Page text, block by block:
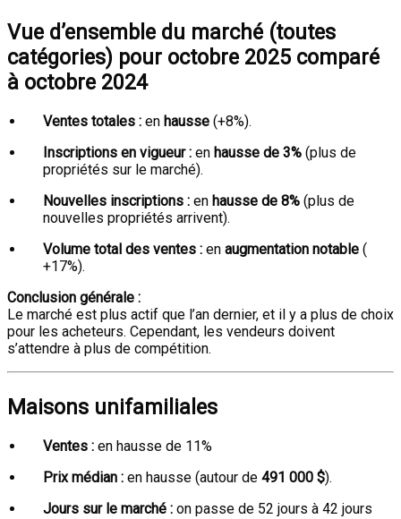
Vue d’ensemble du marché (toutes
catégories) pour octobre 2025 comparé
à octobre 2024
Ventes totales : en hausse (+8%).
Inscriptions en vigueur : en hausse de 3% (plus de
propriétés sur le marché).
Nouvelles inscriptions : en hausse de 8% (plus de
nouvelles propriétés arrivent).
Volume total des ventes : en augmentation notable (
+17%).
Conclusion générale :
Le marché est plus actif que l’an dernier, et il y a plus de choix
pour les acheteurs. Cependant, les vendeurs doivent
s’attendre à plus de compétition.
Maisons unifamiliales
Ventes : en hausse de 11%
Prix médian : en hausse (autour de 491 000 $).
Jours sur le marché : on passe de 52 jours à 42 jours